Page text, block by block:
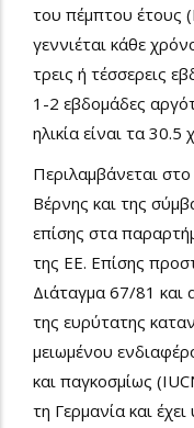
του πέμπτου έτους
γεννιέται κάθε
τρεις ή τέσσερεις
1-2 εβδομάδες
ηλικία είναι τα 30.5
Περιλαμβάνεται
Βέρνης και της
επίσης στα
της ΕΕ. Επίσης
Διάταγμα 67/81 και
της ευρύτατης
μειωμένου
και παγκοσμίως
τη Γερμανία και